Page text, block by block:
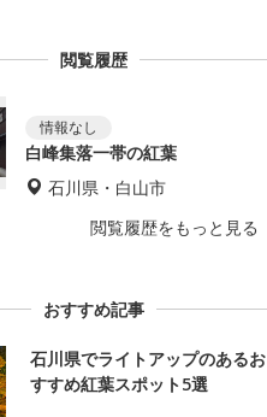
閲覧履歴
白峰集落一帯の紅葉
石川県・白山市
閲覧履歴をもっと見る
おすすめ記事
石川県でライトアップのあるお
すすめ紅葉スポット5選